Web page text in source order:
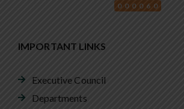
000060
IMPORTANT LINKS
Executive Council
Departments